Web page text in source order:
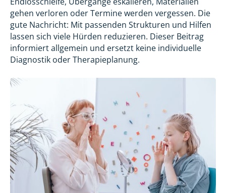
gehen verloren oder Termine werden vergessen. Die
gute Nachricht: Mit passenden Strukturen und Hilfen
lassen sich viele Hürden reduzieren. Dieser Beitrag
informiert allgemein und ersetzt keine individuelle
Diagnostik oder Therapieplanung.